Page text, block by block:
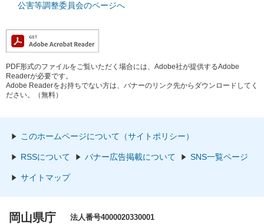
公害等調整委員会のページへ
PDF形式のファイルをご覧いただく場合には、Adobe社が提供するAdobe
Readerが必要です。
Adobe Readerをお持ちでない方は、バナーのリンク先からダウンロードしてく
ださい。（無料）
このホームページについて（サイトポリシー）
RSSについて バナー広告掲載について SNS一覧ページ
サイトマップ
岡山県庁 法人番号4000020330001